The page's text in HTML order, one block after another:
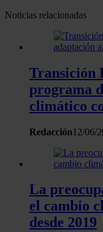
Noticias relacionadas
Transición
programa
climático
Redacción12/06/
La
el cambio
desde 2019